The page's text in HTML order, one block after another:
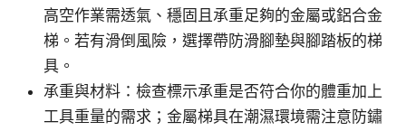
高空作業需透氣、穩固且承重足夠的金屬或鋁合金
梯。若有滑倒風險，選擇帶防滑腳墊與腳踏板的梯
具。
承重與材料：檢查標示承重是否符合你的體重加上
工具重量的需求；金屬梯具在潮濕環境需注意防鏽